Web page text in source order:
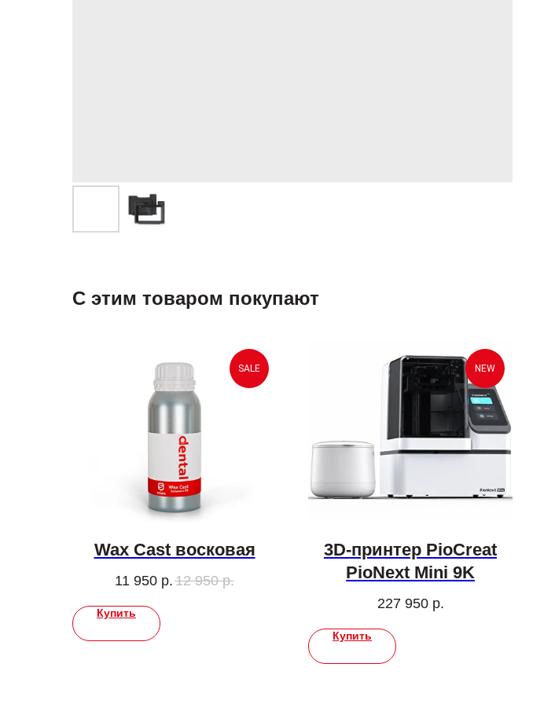
С этим товаром покупают
SALE
Wax Cast восковая
11 950 р. 12 950 р.
Купить
NEW
3D-принтер PioCreat
PioNext Mini 9K
227 950 р.
Купить